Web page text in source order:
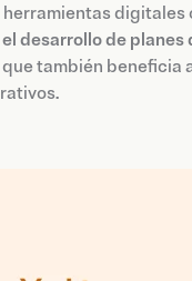
desarrollo de planes
también beneficia